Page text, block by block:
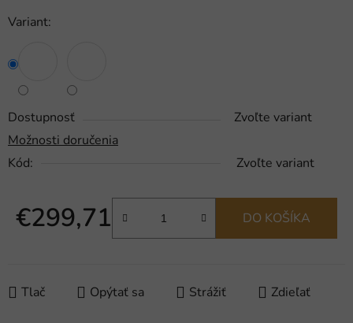
Variant:
Dostupnosť
Zvoľte variant
Možnosti doručenia
Kód:
Zvoľte variant
€299,71 DO KOŠÍKA
Tlač Opýtať sa Strážiť Zdieľať